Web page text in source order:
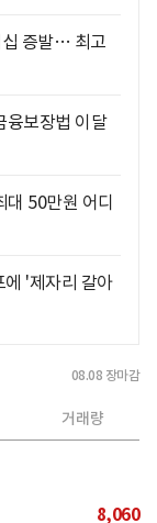
십 증발… 최고
보장법 이달
50만원 어디
'제자리 갈아
08.08 장마감
거래량
8,060